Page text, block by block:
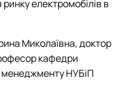
електромобілів в
Миколаївна, доктор
кафедри
менеджменту НУБіП